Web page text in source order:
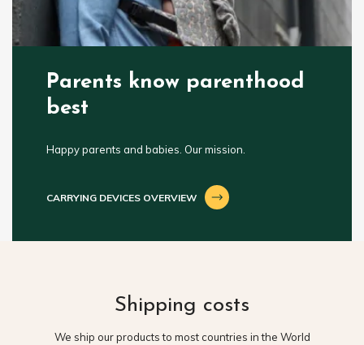
Parents know parenthood
best
Happy parents and babies. Our mission.
CARRYING DEVICES OVERVIEW
Shipping costs
We ship our products to most countries in the World